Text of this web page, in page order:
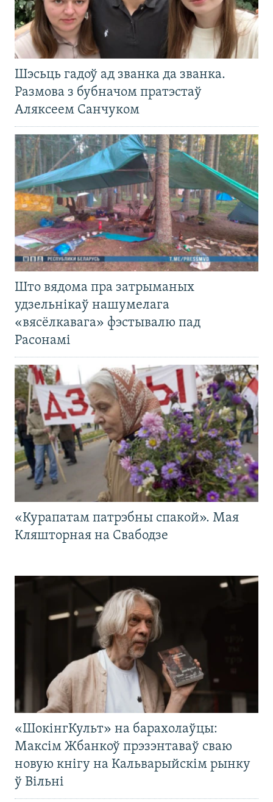
Шэсьць гадоў ад званка да званка.
Размова з бубначом пратэстаў
Аляксеем Санчуком
Што вядома пра затрыманых
удзельнікаў нашумелага
«вясёлкавага» фэстывалю пад
Расонамі
«Курапатам патрэбны спакой». Мая
Кляшторная на Свабодзе
«ШокінгКульт» на барахолаўцы:
Максім Жбанкоў прэзэнтаваў сваю
новую кнігу на Кальварыйскім рынку
ў Вільні